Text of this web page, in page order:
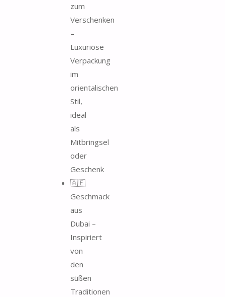
zum
Verschenken
–
Luxuriöse
Verpackung
im
orientalischen
Stil,
ideal
als
Mitbringsel
oder
Geschenk
🇦🇪
Geschmack
aus
Dubai –
Inspiriert
von
den
süßen
Traditionen